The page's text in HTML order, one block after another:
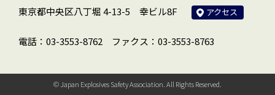
東京都中央区八丁堀 4-13-5 幸ビル8F
アクセス
電話：03-3553-8762 ファクス：03-3553-8763
© Japan Explosives Safety Association. All Rights Reserved.